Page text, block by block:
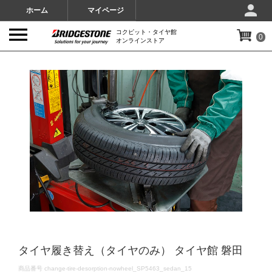
ホーム マイページ
コクピット・タイヤ館
オンラインストア
0
タイヤ履き替え（タイヤのみ） タイヤ館 磐田
DETAILS
商品番号 change-tire-desorption-nowheel_SP5463_sedan_15